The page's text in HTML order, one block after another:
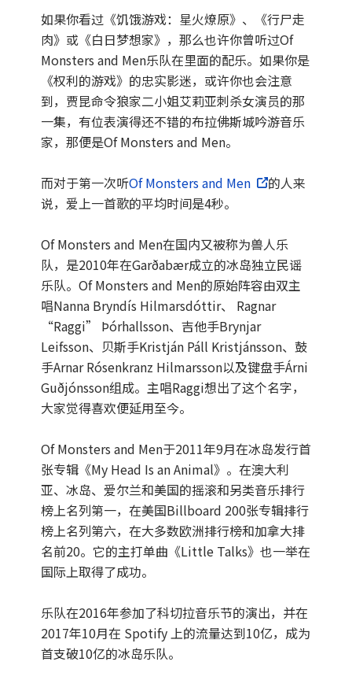
如果你看过《饥饿游戏：星火燎原》、《行尸走
肉》或《白日梦想家》，那么也许你曾听过Of
Monsters and Men乐队在里面的配乐。如果你是
《权利的游戏》的忠实影迷，或许你也会注意
到，贾昆命令狼家二小姐艾莉亚刺杀女演员的那
一集，有位表演得还不错的布拉佛斯城吟游音乐
家，那便是Of Monsters and Men。
而对于第一次听Of Monsters and Men
的人来
说，爱上一首歌的平均时间是4秒。
Of Monsters and Men在国内又被称为兽人乐
队，是2010年在Garðabær成立的冰岛独立民谣
乐队。Of Monsters and Men的原始阵容由双主
唱Nanna Bryndís Hilmarsdóttir、 Ragnar
“Raggi” Þórhallsson、吉他手Brynjar
Leifsson、贝斯手Kristján Páll Kristjánsson、鼓
手Arnar Rósenkranz Hilmarsson以及键盘手Árni
Guðjónsson组成。主唱Raggi想出了这个名字，
大家觉得喜欢便延用至今。
Of Monsters and Men于2011年9月在冰岛发行首
张专辑《My Head Is an Animal》。在澳大利
亚、冰岛、爱尔兰和美国的摇滚和另类音乐排行
榜上名列第一，在美国Billboard 200张专辑排行
榜上名列第六，在大多数欧洲排行榜和加拿大排
名前20。它的主打单曲《Little Talks》也一举在
国际上取得了成功。
乐队在2016年参加了科切拉音乐节的演出，并在
2017年10月在 Spotify 上的流量达到10亿，成为
首支破10亿的冰岛乐队。